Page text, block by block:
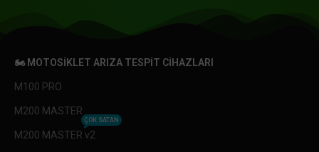
🏍️ MOTOSIKLET ARIZA TESPIT CIHAZLARI
M100 PRO
M200 MASTER
M200 MASTER v2
ÇOK SATAN